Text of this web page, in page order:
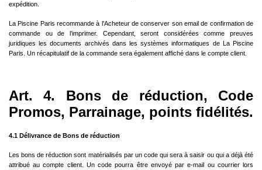
expédition.
La Piscine Paris recommande à l’Acheteur de conserver son email de confirmation de
commande ou de l’imprimer. Cependant, seront considérées comme preuves
juridiques les documents archivés dans les systèmes informatiques de La Piscine
Paris. Un récapitulatif de la commande sera également affiché dans le compte client.
Art. 4. Bons de réduction, Code
Promos, Parrainage, points fidélités.
4.1 Délivrance de Bons de réduction
Les bons de réduction sont matérialisés par un code qui sera à saisir ou qui a déjà été
attribué au compte client. Un code pourra être envoyé par e-mail ou courrier lors